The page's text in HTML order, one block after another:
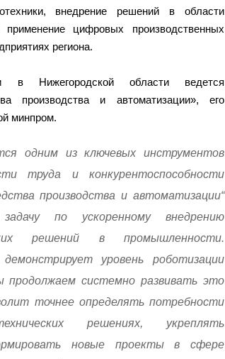
внедрение решений в области
цифровых производственных
региона.
в Нижегородской области ведется
производства и автоматизации», его
минпром.
одним из ключевых инструментов
труда и конкурентоспособности
производства и автоматизации“
по ускоренному внедрению
решений в промышленности.
уровень роботизации
продолжаем системно развивать это
точнее определять потребности
решениях, укреплять
новые проекты в сфере